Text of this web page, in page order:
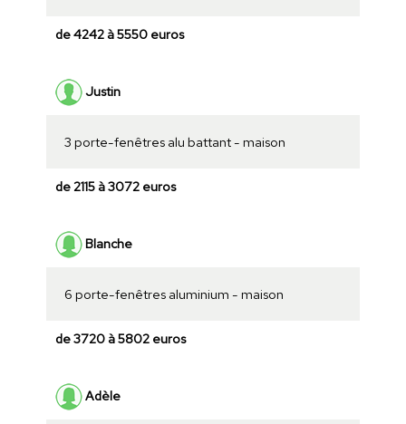
de 4242 à 5550 euros
Justin
3 porte-fenêtres alu battant - maison
de 2115 à 3072 euros
Blanche
6 porte-fenêtres aluminium - maison
de 3720 à 5802 euros
Adèle